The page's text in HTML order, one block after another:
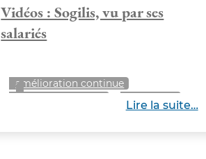
Vidéos : Sogilis, vu par ses
salariés
amélioration continue
entreprise
recrutement
Lire la suite…